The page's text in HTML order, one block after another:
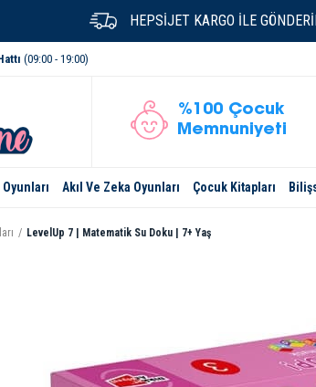
HEPSİJET KARGO İLE
(09:00 - 19:00)
%100 Çocuk
Memnuniyeti
Oyunları Akıl Ve Zeka Oyunları Çocuk Kitapları
LevelUp 7 | Matematik Su Doku | 7+ Yaş